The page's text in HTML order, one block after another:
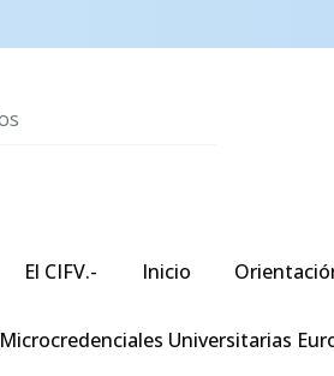
El CIFV.- Inicio
Microcredenciales Universitarias